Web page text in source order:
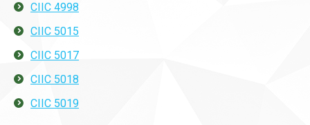
CIIC 4998
CIIC 5015
CIIC 5017
CIIC 5018
CIIC 5019